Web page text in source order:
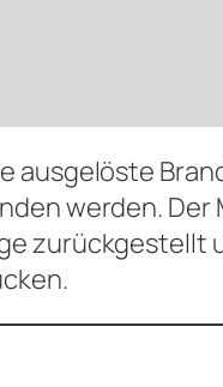
ausgelöste
werden. Der
zurückgestellt